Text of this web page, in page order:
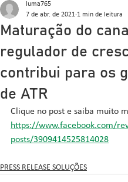
Maturação do
regulador de
contribui para os
de ATR
luma765
7 de abr. de 2021 1 min de leitura
Clique no post e saiba muito
https://www.facebook.com/
posts/3909414525814028
PRESS RELEASE SOLUÇÕES